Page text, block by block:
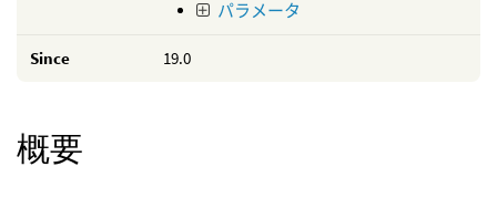
パラメータ
Since 19.0
概要